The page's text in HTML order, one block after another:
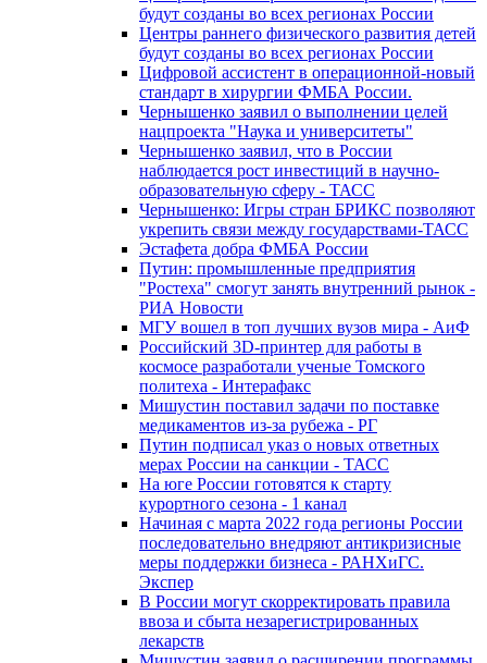
будут созданы во всех регионах России
Центры раннего физического развития детей
будут созданы во всех регионах России
Цифровой ассистент в операционной-новый
стандарт в хирургии ФМБА России.
Чернышенко заявил о выполнении целей
нацпроекта "Наука и университеты"
Чернышенко заявил, что в России
наблюдается рост инвестиций в научно-
образовательную сферу - ТАСС
Чернышенко: Игры стран БРИКС позволяют
укрепить связи между государствами-ТАСС
Эстафета добра ФМБА России
Путин: промышленные предприятия
"Ростеха" смогут занять внутренний рынок -
РИА Новости
МГУ вошел в топ лучших вузов мира - АиФ
Российский 3D-принтер для работы в
космосе разработали ученые Томского
политеха - Интерафакс
Мишустин поставил задачи по поставке
медикаментов из-за рубежа - РГ
Путин подписал указ о новых ответных
мерах России на санкции - ТАСС
На юге России готовятся к старту
курортного сезона - 1 канал
Начиная с марта 2022 года регионы России
последовательно внедряют антикризисные
меры поддержки бизнеса - РАНХиГС.
Экспер
В России могут скорректировать правила
ввоза и сбыта незарегистрированных
лекарств